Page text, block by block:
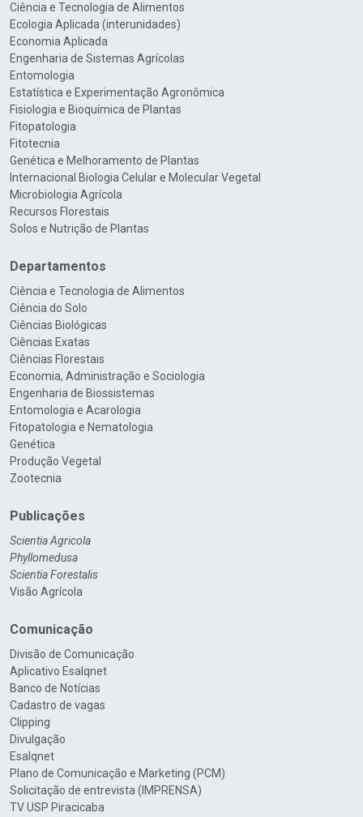
Ciência e Tecnologia de Alimentos
Ecologia Aplicada (interunidades)
Economia Aplicada
Engenharia de Sistemas Agrícolas
Entomologia
Estatística e Experimentação Agronômica
Fisiologia e Bioquímica de Plantas
Fitopatologia
Fitotecnia
Genética e Melhoramento de Plantas
Internacional Biologia Celular e Molecular Vegetal
Microbiologia Agrícola
Recursos Florestais
Solos e Nutrição de Plantas
Departamentos
Ciência e Tecnologia de Alimentos
Ciência do Solo
Ciências Biológicas
Ciências Exatas
Ciências Florestais
Economia, Administração e Sociologia
Engenharia de Biossistemas
Entomologia e Acarologia
Fitopatologia e Nematologia
Genética
Produção Vegetal
Zootecnia
Publicações
Scientia Agricola
Phyllomedusa
Scientia Forestalis
Visão Agrícola
Comunicação
Divisão de Comunicação
Aplicativo Esalqnet
Banco de Notícias
Cadastro de vagas
Clipping
Divulgação
Esalqnet
Plano de Comunicação e Marketing (PCM)
Solicitação de entrevista (IMPRENSA)
TV USP Piracicaba